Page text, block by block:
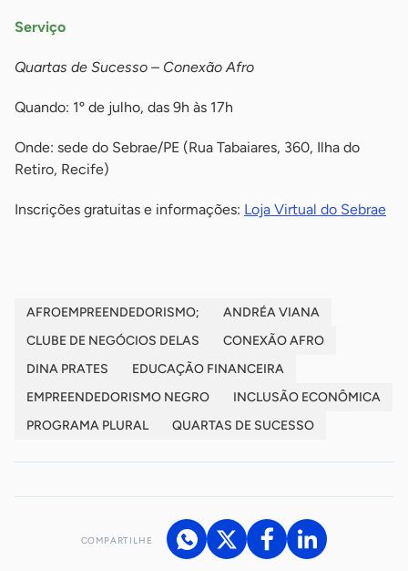
Serviço
Quartas de Sucesso – Conexão Afro
Quando: 1º de julho, das 9h às 17h
Onde: sede do Sebrae/PE (Rua Tabaiares, 360, Ilha do
Retiro, Recife)
Inscrições gratuitas e informações: Loja Virtual do Sebrae
AFROEMPREENDEDORISMO;
ANDRÉA VIANA
CLUBE DE NEGÓCIOS DELAS
CONEXÃO AFRO
DINA PRATES
EDUCAÇÃO FINANCEIRA
EMPREENDEDORISMO NEGRO
INCLUSÃO ECONÔMICA
PROGRAMA PLURAL
QUARTAS DE SUCESSO
COMPARTILHE